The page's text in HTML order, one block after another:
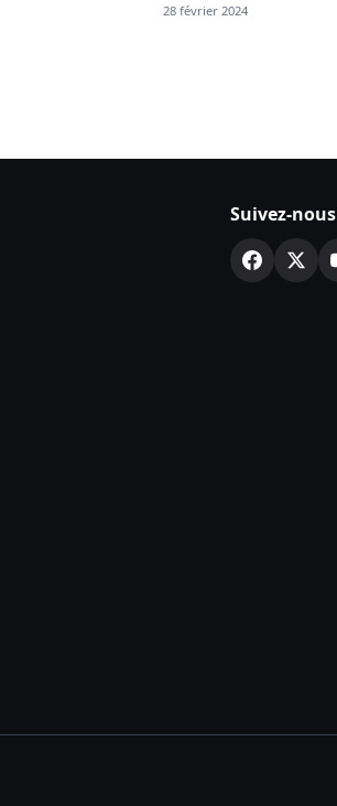
28 février 2024
Suivez-nous